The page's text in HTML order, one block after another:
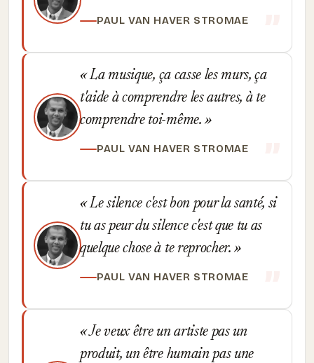
PAUL VAN HAVER STROMAE
La musique, ça casse les murs, ça
t'aide à comprendre les autres, à te
comprendre toi-même.
PAUL VAN HAVER STROMAE
Le silence c'est bon pour la santé, si
tu as peur du silence c'est que tu as
quelque chose à te reprocher.
PAUL VAN HAVER STROMAE
Je veux être un artiste pas un
produit, un être humain pas une